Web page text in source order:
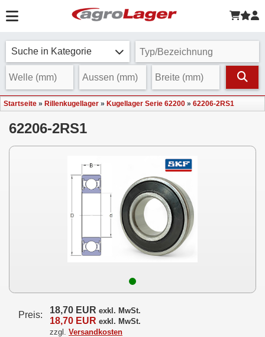
Suche in Kategorie
Startseite » Rillenkugellager » Kugellager Serie 62200 » 62206-2RS1
62206-2RS1
Preis: 18,70 EUR exkl. MwSt.
18,70 EUR exkl. MwSt.
zzgl. Versandkosten